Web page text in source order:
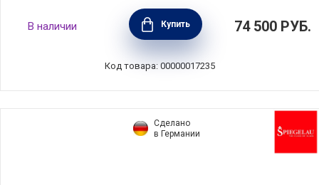
Подставка для торта Lismore 28 см,
хрусталь, ручная работа, Waterford,
Ирландия, 9939906400
В наличии Купить 74 500 РУБ.
Код товара: 00000017235
Сделано
в Германии